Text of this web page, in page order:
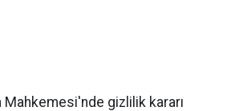
Mahkemesi'nde gizlilik kararı